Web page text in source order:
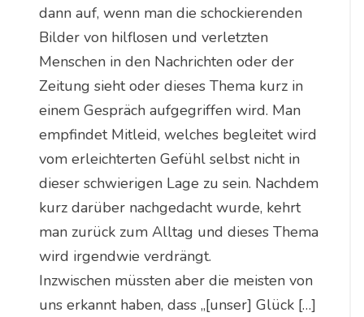
dann auf, wenn man die schockierenden
Bilder von hilflosen und verletzten
Menschen in den Nachrichten oder der
Zeitung sieht oder dieses Thema kurz in
einem Gespräch aufgegriffen wird. Man
empfindet Mitleid, welches begleitet wird
vom erleichterten Gefühl selbst nicht in
dieser schwierigen Lage zu sein. Nachdem
kurz darüber nachgedacht wurde, kehrt
man zurück zum Alltag und dieses Thema
wird irgendwie verdrängt.
Inzwischen müssten aber die meisten von
uns erkannt haben, dass „[unser] Glück […]